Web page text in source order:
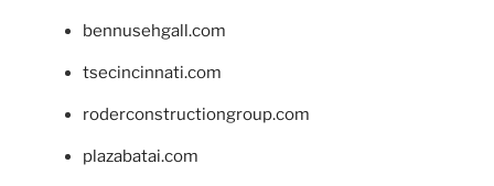
bennusehgall.com
tsecincinnati.com
roderconstructiongroup.com
plazabatai.com